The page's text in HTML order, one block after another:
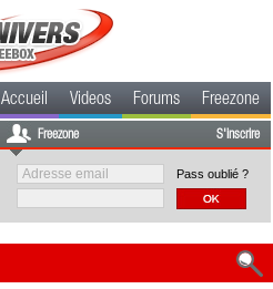
Accueil Videos Forums Freezone
Freezone S'inscrire
Pass oublié ?